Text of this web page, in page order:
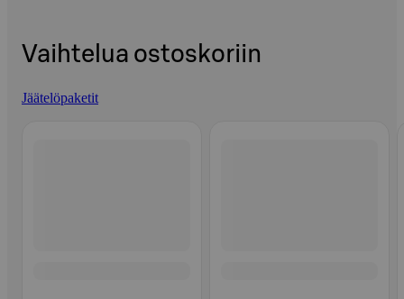
Vaihtelua ostoskoriin
Jäätelöpaketit